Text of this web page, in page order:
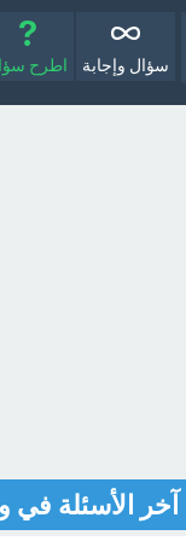
سؤال وإجابة اطرح
آخر الأسئلة في